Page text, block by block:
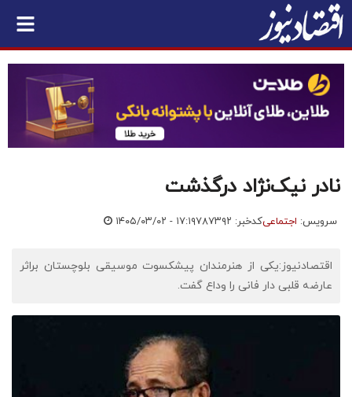
نادر نیک‌نژاد درگذشت
سرویس: اجتماعیکدخبر: ۷۸۷۳۹۲ ۱۴۰۵/۰۳/۰۲ - ۱۷:۱۹
اقتصادنیوز:یکی از هنرمندان پیشکسوت موسیقی بلوچستان براثر
عارضه قلبی دار فانی را وداع گفت.